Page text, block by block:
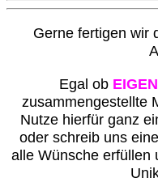
Gerne fertigen wir
Egal ob
zusammengestellte
Nutze hierfür ganz
oder schreib uns
alle Wünsche erfüllen